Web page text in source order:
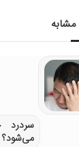
سردرد
می‌شود؟